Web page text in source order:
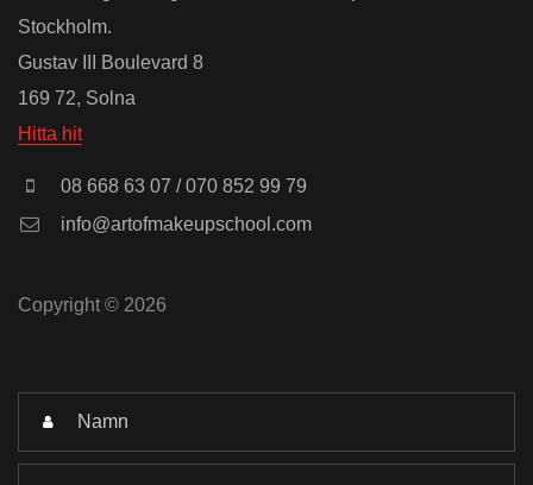
Stockholm.
Gustav III Boulevard 8
169 72, Solna
Hitta hit
08 668 63 07 / 070 852 99 79
info@artofmakeupschool.com
Copyright © 2026